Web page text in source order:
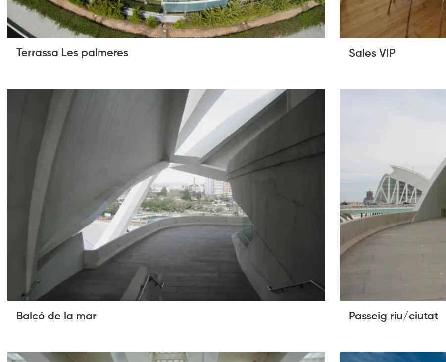
Terrassa Les palmeres Sales VIP
Balcó de la mar Passeig riu/ciutat